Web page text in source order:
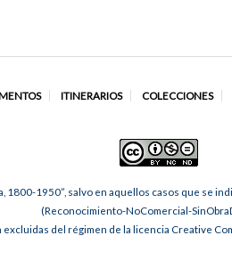
ITINERARIOS COLECCIONES
1800-1950”, salvo en aquellos casos que se
(Reconocimiento-NoComercial-
del régimen de la licencia Creative